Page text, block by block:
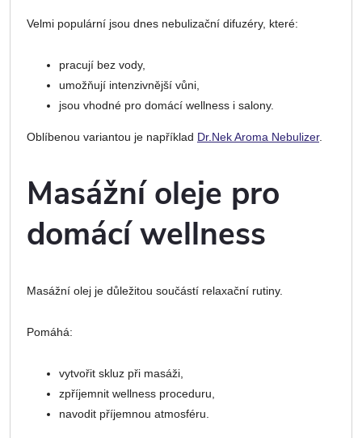
Velmi populární jsou dnes nebulizační difuzéry, které:
pracují bez vody,
umožňují intenzivnější vůni,
jsou vhodné pro domácí wellness i salony.
Oblíbenou variantou je například Dr.Nek Aroma Nebulizer.
Masážní oleje pro
domácí wellness
Masážní olej je důležitou součástí relaxační rutiny.
Pomáhá:
vytvořit skluz při masáži,
zpříjemnit wellness proceduru,
navodit příjemnou atmosféru.